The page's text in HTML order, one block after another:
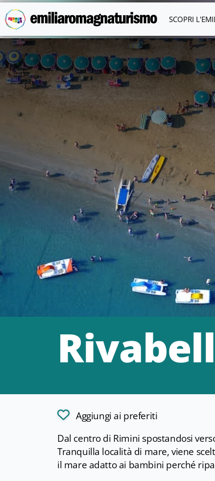
Vai al contenuto principale
SCOPRI
Aggiungi ai preferiti
Dal centro di Rimini spostandosi
Tranquilla località di mare, viene
il mare adatto ai bambini perché